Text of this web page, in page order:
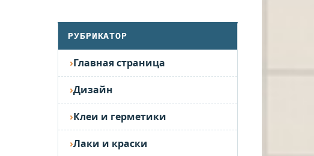
РУБРИКАТОР
Главная страница
Дизайн
Клеи и герметики
Лаки и краски